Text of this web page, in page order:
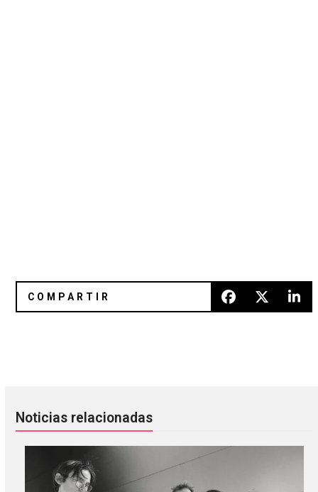
Noticias relacionadas